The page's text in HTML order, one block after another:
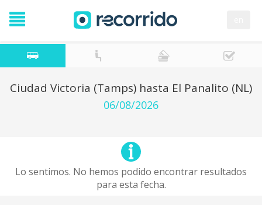
Ciudad Victoria (Tamps) hasta El Panalito (NL)
06/08/2026
Lo sentimos. No hemos podido encontrar resultados
para esta fecha.